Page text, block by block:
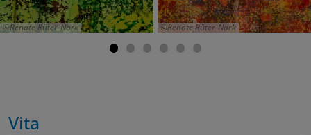
Renate Rüter-Nork Renate Rüter-Nork
Vita